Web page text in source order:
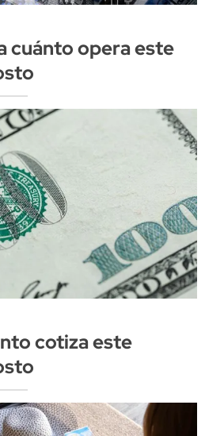
cuánto opera este
cotiza este